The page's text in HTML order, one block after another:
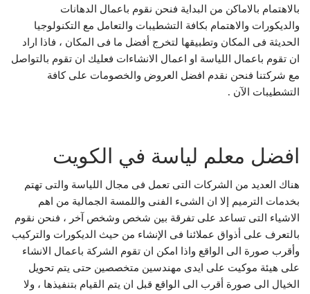
بالاهتمام بالاماكن من البداية فنحن نقوم باعمال الدهانات
والديكورات والاهتمام بكافة التشطيبات والتعامل مع التكنولوجيا
الحديثة فى المكان وتطبيقها لتخرج أفضل ما فى المكان ، فاذا اراد
ان تقوم باعمال اللياسة او اعمال الانشاءات فعليك ان تقوم بالتواصل
مع شركتنا فنحن نقدم افضل العروض والخصومات على كافة
التشطيبات الآن .
افضل معلم لياسة في الكويت
هناك العديد من الشركات التى تعمل فى مجال اللياسة والتى تهتم
بخدمات الترميم إلا ان الشىء الفنى واللمسة الجمالية من اهم
الاشياء التى تساعد على تفرقة بين شخص وشخص آخر ، فنحن نقوم
بالتعرف على أذواق عملائنا فى الإنشاء من حيث الديكورات والتركيب
وأقرب صورة الى الواقع واذا امكن ان تقوم الشركة باعمال الانشاء
على هيئة موكيت على ايدى مهندسين متخصصين حتى يتم تحويل
الخيال الى صورة أقرب الى الواقع قبل ان يتم القيام بتنفيذها ، ولا